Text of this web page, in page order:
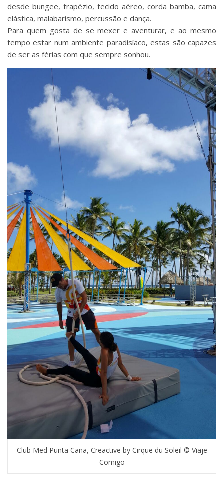
desde bungee, trapézio, tecido aéreo, corda bamba, cama
elástica, malabarismo, percussão e dança.
Para quem gosta de se mexer e aventurar, e ao mesmo
tempo estar num ambiente paradisíaco, estas são capazes
de ser as férias com que sempre sonhou.
Club Med Punta Cana, Creactive by Cirque du Soleil © Viaje
Comigo